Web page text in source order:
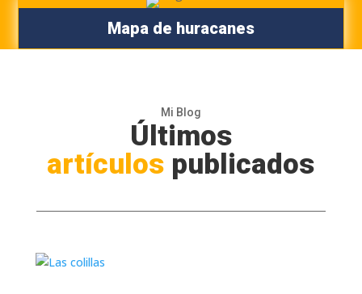
Mapa de huracanes
Mi Blog
Últimos
artículos publicados